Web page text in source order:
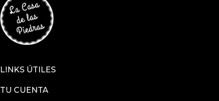
LINKS ÚTILES
TU CUENTA